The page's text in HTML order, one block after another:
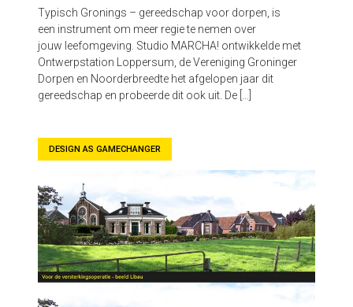
Typisch Gronings – gereedschap voor dorpen, is
een instrument om meer regie te nemen over
jouw leefomgeving. Studio MARCHA! ontwikkelde met
Ontwerpstation Loppersum, de Vereniging Groninger
Dorpen en Noorderbreedte het afgelopen jaar dit
gereedschap en probeerde dit ook uit. De […]
DESIGN AS GAMECHANGER